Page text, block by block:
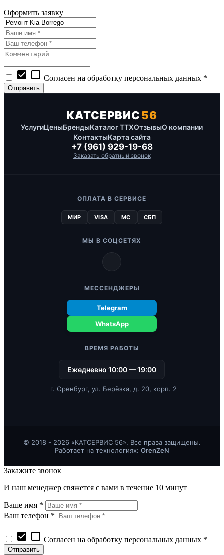
Оформить заявку
check_box check_box_outline_blank Согласен на обработку персональных данных *
КАТСЕРВИС56
УслугиЦеныБрендыКаталог ТТХОтзывыО компании
КонтактыКарта сайта
+7 (961) 929-19-68
Заказать обратный звонок
ОПЛАТА В СЕРВИСЕ
МИР VISA MC СБП
МЫ В СОЦСЕТЯХ
МЕССЕНДЖЕРЫ
Telegram
WhatsApp
ВРЕМЯ РАБОТЫ
Ежедневно 10:00 — 19:00
г. Оренбург, ул. Берёзка, д. 20, корп. 2
© 2018 - 2026 «КАТСЕРВИС 56». Все права защищены.
Работает на технологиях: OrenZeN
Закажите звонок
И наш менеджер свяжется с вами в течение 10 минут
Ваше имя *
Ваш телефон *
check_box check_box_outline_blank Согласен на обработку персональных данных *